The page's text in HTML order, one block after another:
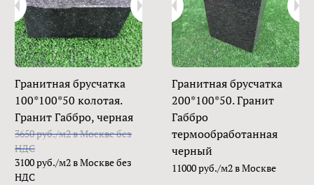
Гранитная брусчатка
100*100*50 колотая.
Гранит Габбро, черная
3650 руб./м2 в Москве без
НДС
3100 руб./м2 в Москве без
НДС
Гранитная брусчатка
200*100*50. Гранит
Габбро
термообработанная
черный
11000 руб./м2 в Москве